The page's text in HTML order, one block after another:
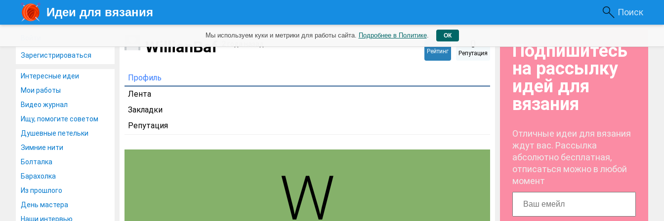
Идеи для вязания Поиск
Зарегистрироваться
Интересные идеи
Мои работы
Видео журнал
Ищу, помогите советом
Душевные петельки
Зимние нити
Болталка
Барахолка
Из прошлого
День мастера
Наши интервью
WillianBaf 0
Рейтинг
0
Репутация
Профиль
Лента
Закладки
Репутация
Подпишитесь
на рассылку
идей для
вязания
Отличные идеи для вязания
ждут вас. Рассылка
абсолютно бесплатная,
отписаться можно в любой
момент
Мы используем куки и метрики для работы сайта. Подробнее в Политике. ОК